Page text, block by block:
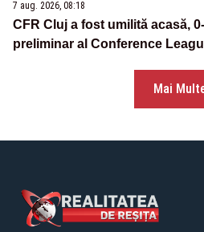
7 aug. 2026, 08:18
CFR Cluj a fost umilită acasă,
preliminar al Conference
Mai